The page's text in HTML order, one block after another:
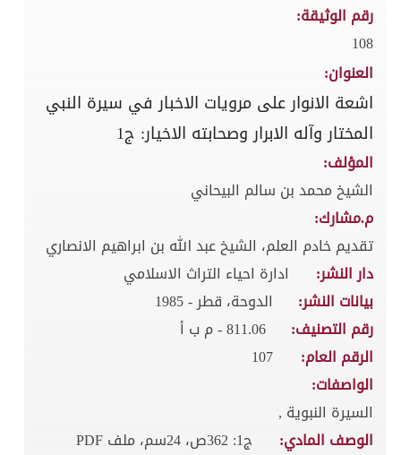
رقم الوثيقة:
108
العنوان:
اشعة الانوار على مرويات الاخبار في سيرة النبي
المختار وآله الابرار وصحابته الاخيار: ج1
المؤلف:
الشيخ محمد بن سالم البيحاني
م.مشارك:
تقديم خادم العلم، الشيخ عبد الله بن ابراهيم الانصاري
دار النشر:
ادارة احياء التراث الاسلامي
بيانات النشر:
الدوحة، قطر - 1985
رقم التصنيف:
811.06 - م ب أ
الرقم العام:
107
الواصفات:
السيرة النبوية ,
الوصف المادي:
ج1: 362ص، 24سم، ملف PDF